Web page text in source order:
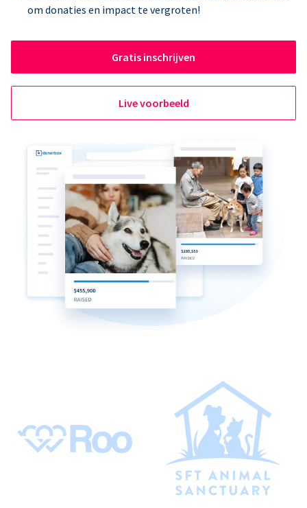
om donaties en impact te vergroten!
Gratis inschrijven
Live voorbeeld